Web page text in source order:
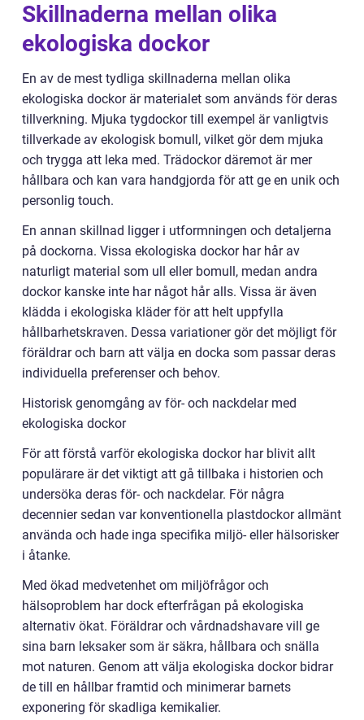
Skillnaderna mellan olika
ekologiska dockor
En av de mest tydliga skillnaderna mellan olika
ekologiska dockor är materialet som används för deras
tillverkning. Mjuka tygdockor till exempel är vanligtvis
tillverkade av ekologisk bomull, vilket gör dem mjuka
och trygga att leka med. Trädockor däremot är mer
hållbara och kan vara handgjorda för att ge en unik och
personlig touch.
En annan skillnad ligger i utformningen och detaljerna
på dockorna. Vissa ekologiska dockor har hår av
naturligt material som ull eller bomull, medan andra
dockor kanske inte har något hår alls. Vissa är även
klädda i ekologiska kläder för att helt uppfylla
hållbarhetskraven. Dessa variationer gör det möjligt för
föräldrar och barn att välja en docka som passar deras
individuella preferenser och behov.
Historisk genomgång av för- och nackdelar med
ekologiska dockor
För att förstå varför ekologiska dockor har blivit allt
populärare är det viktigt att gå tillbaka i historien och
undersöka deras för- och nackdelar. För några
decennier sedan var konventionella plastdockor allmänt
använda och hade inga specifika miljö- eller hälsorisker
i åtanke.
Med ökad medvetenhet om miljöfrågor och
hälsoproblem har dock efterfrågan på ekologiska
alternativ ökat. Föräldrar och vårdnadshavare vill ge
sina barn leksaker som är säkra, hållbara och snälla
mot naturen. Genom att välja ekologiska dockor bidrar
de till en hållbar framtid och minimerar barnets
exponering för skadliga kemikalier.